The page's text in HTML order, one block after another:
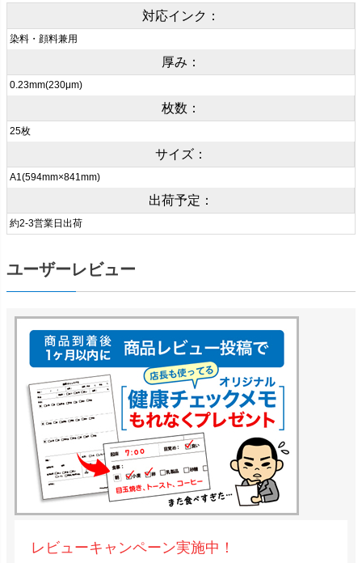
対応インク：
染料・顔料兼用
厚み：
0.23mm(230μm)
枚数：
25枚
サイズ：
A1(594mm×841mm)
出荷予定：
約2-3営業日出荷
ユーザーレビュー
レビューキャンペーン実施中！